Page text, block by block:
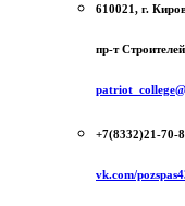
610021, г.
пр-т
+7(8332)21-70-
vk.com/